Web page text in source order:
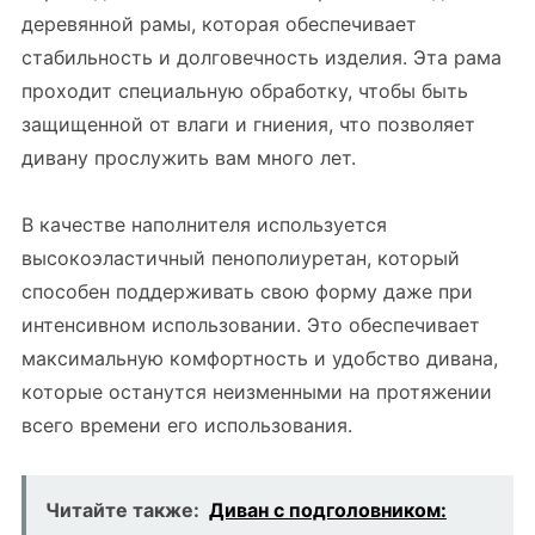
деревянной рамы, которая обеспечивает
стабильность и долговечность изделия. Эта рама
проходит специальную обработку, чтобы быть
защищенной от влаги и гниения, что позволяет
дивану прослужить вам много лет.
В качестве наполнителя используется
высокоэластичный пенополиуретан, который
способен поддерживать свою форму даже при
интенсивном использовании. Это обеспечивает
максимальную комфортность и удобство дивана,
которые останутся неизменными на протяжении
всего времени его использования.
Читайте также: Диван с подголовником: